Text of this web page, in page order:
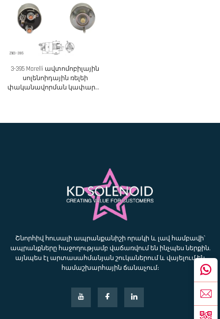
3-395 Marelli ավտոմոբիլային
սոլենոիդային ռելեի
փականավորման կափարիչ,
Շնորհիվ հուսալի ապրանքանիշի որակի և լավ համբավի՝
ապրանքները հաջողությամբ վաճառվում են ինչպես ներքին,
այնպես էլ արտասահմանյան շուկաներում և վայելում են
համաշխարհային ճանաչում։